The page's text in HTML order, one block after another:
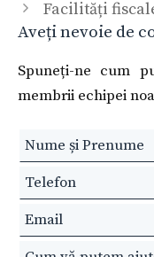
Facilități
Aveți nevoie de
Spuneți-ne cum
membrii echipei
Leave
this
field
blank